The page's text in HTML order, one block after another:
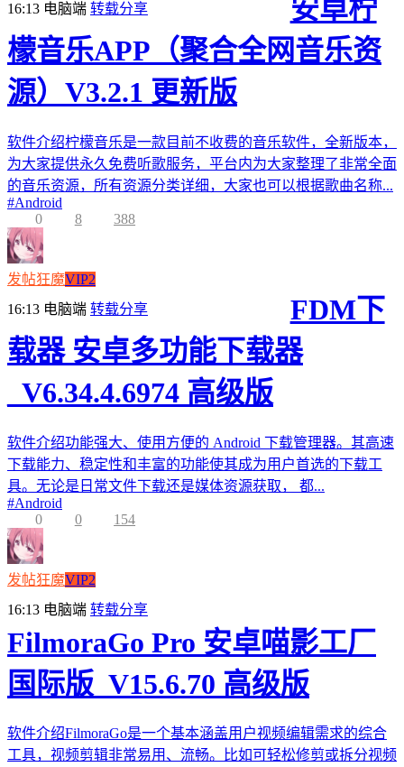
16:13 电脑端 转载分享
安卓柠
檬音乐APP（聚合全网音乐资
源）V3.2.1 更新版
软件介绍柠檬音乐是一款目前不收费的音乐软件，全新版本，
为大家提供永久免费听歌服务，平台内为大家整理了非常全面
的音乐资源，所有资源分类详细，大家也可以根据歌曲名称...
#Android
0
8 388
发帖狂魔VIP2
16:13 电脑端 转载分享
FDM下
载器 安卓多功能下载器
_V6.34.4.6974 高级版
软件介绍功能强大、使用方便的 Android 下载管理器。其高速
下载能力、稳定性和丰富的功能使其成为用户首选的下载工
具。无论是日常文件下载还是媒体资源获取， 都...
#Android
0
0 154
发帖狂魔VIP2
16:13 电脑端 转载分享
FilmoraGo Pro 安卓喵影工厂
国际版_V15.6.70 高级版
软件介绍FilmoraGo是一个基本涵盖用户视频编辑需求的综合
工具，视频剪辑非常易用、流畅。比如可轻松修剪或拆分视频